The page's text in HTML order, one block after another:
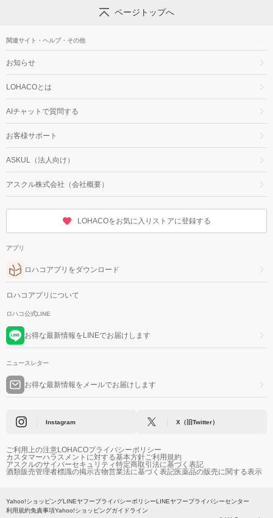
ページトップへ
関連サイト・ヘルプ・その他
お知らせ
LOHACOとは
AIチャットで質問する
お客様サポート
ASKUL（法人向け）
アスクル株式会社（会社概要）
LOHACOをお気に入りストアに登録する
アプリ
ロハコアプリをダウンロード
ロハコアプリについて
ロハコ公式LINE
お得な最新情報をLINEでお届けします
ニュースレター
お得な最新情報をメールでお届けします
Instagram X（旧Twitter）
ご利用上の注意LOHACOプライバシーポリシー
カスタマーハラスメントに対する基本方針ご利用規約
アスクルのサイバーセキュリティ特定商取引法に基づく表記
酒類販売管理者標識の掲示古物営業法に基づく表記医薬品の販売に関する表示
Yahoo!ショッピングLINEヤフープライバシーポリシーLINEヤフープライバシーセンター
利用規約免責事項Yahoo!ショッピングガイドライン